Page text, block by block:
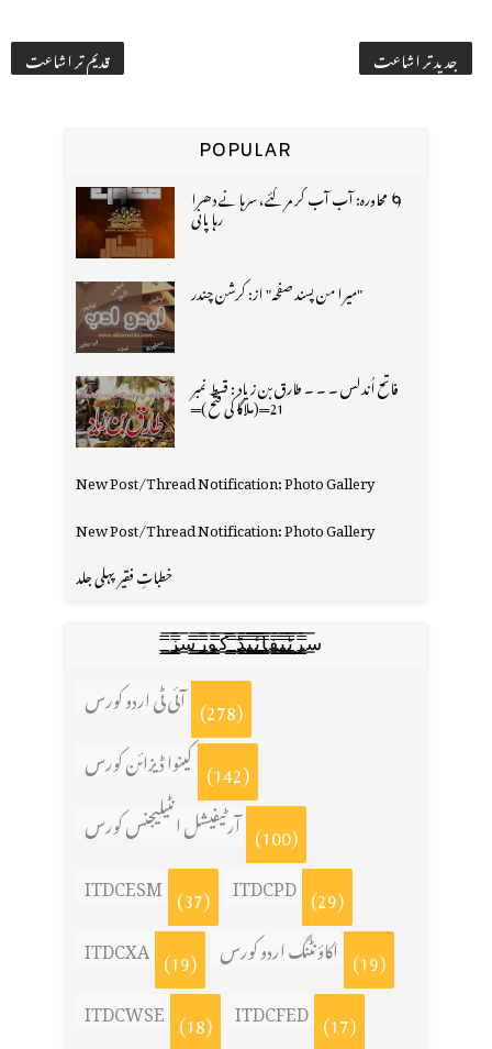
جدید تر اشاعت قدیم تر اشاعت
POPULAR
🌀 محاورہ: آب آب کر مر گئے، سرہانے دھرا
رہا پانی
"میرا من پسند صفحہ" از: کرشن چندر
فاتح اُندلس ۔ ۔ ۔ طارق بن زیاد : قسط نمبر
21═(ملاگا کی فتح )═
New Post/Thread Notification: Photo Gallery
New Post/Thread Notification: Photo Gallery
خطباتِ فقیر پہلی جلد
س̳̿͟͞ر̳̿͟͞ٹ̳̿͟͞ی̳̿͟͞ف̳̿͟͞ا̳̿͟͞ي̳̳̿ٔ̿͟͟͞͞ی̳̿͟͞ڈ̳̿͟͞ ̳̿͟͞ک̳̿͟͞و̳̿͟͞ر̳̿͟͞س̳̿͟͞ز̳̿͟͞
آئی ٹی اردو کورس (278)
کینوا ڈیزائن کورس (142)
آرٹیفیشل انٹیلیجنس کورس (100)
ITDCESM (37) ITDCPD (29)
ITDCXA (19) اکاؤنٹنگ اردو کورس (19)
ITDCWSE (18) ITDCFED (17)